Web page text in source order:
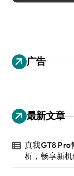
广告
最新文章
真我GT8 Pro
析，畅享新机